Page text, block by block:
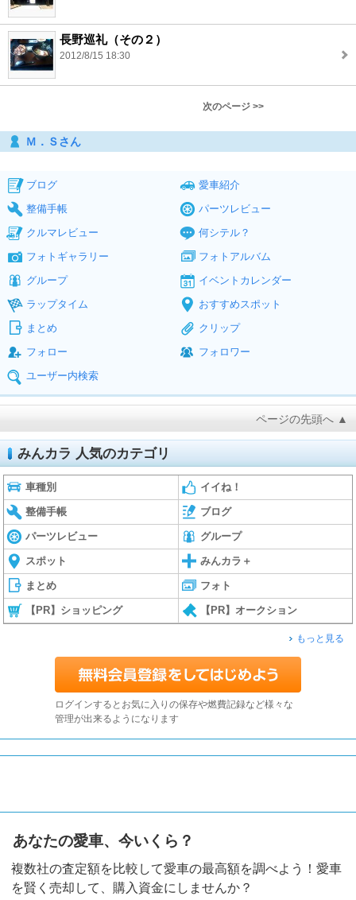
長野巡礼（その２）
2012/8/15 18:30
次のページ >>
Ｍ．Ｓさん
ブログ
愛車紹介
整備手帳
パーツレビュー
クルマレビュー
何シテル？
フォトギャラリー
フォトアルバム
グループ
イベントカレンダー
ラップタイム
おすすめスポット
まとめ
クリップ
フォロー
フォロワー
ユーザー内検索
ページの先頭へ ▲
みんカラ 人気のカテゴリ
車種別 イイね！
整備手帳 ブログ
パーツレビュー グループ
スポット みんカラ＋
まとめ フォト
【PR】ショッピング 【PR】オークション
もっと見る
ログインするとお気に入りの保存や燃費記録など様々な
管理が出来るようになります
あなたの愛車、今いくら？
複数社の査定額を比較して愛車の最高額を調べよう！愛車
を賢く売却して、購入資金にしませんか？